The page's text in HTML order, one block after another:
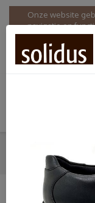
Onze website
navigatie en
Door onze
gebruik van
Privacy &
SHOP